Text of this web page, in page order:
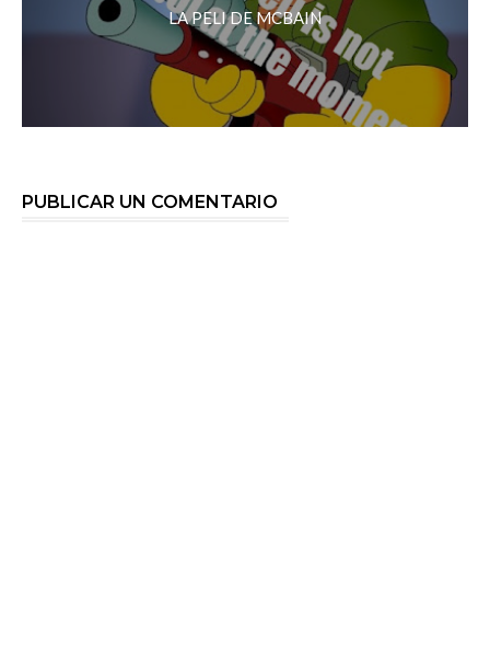
LA PELI DE MCBAIN
PUBLICAR UN COMENTARIO